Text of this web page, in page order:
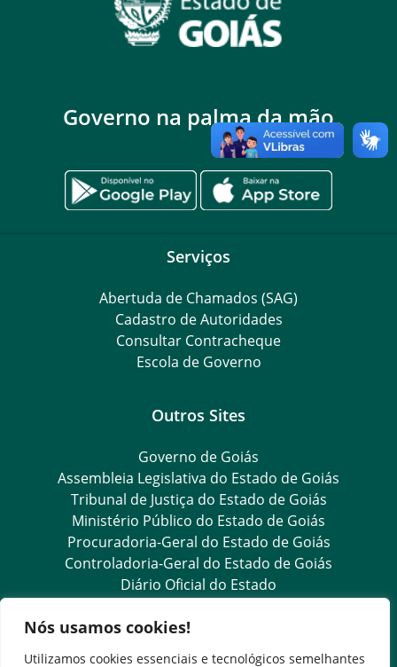
Nós usamos cookies!
Utilizamos cookies essenciais e tecnológicos semelhantes
Governo na palma da mão
Serviços
Abertuda de Chamados (SAG)
Cadastro de Autoridades
Consultar Contracheque
Escola de Governo
Outros Sites
Governo de Goiás
Assembleia Legislativa do Estado de Goiás
Tribunal de Justiça do Estado de Goiás
Ministério Público do Estado de Goiás
Procuradoria-Geral do Estado de Goiás
Controladoria-Geral do Estado de Goiás
Diário Oficial do Estado
Transparência e Ouvidoria